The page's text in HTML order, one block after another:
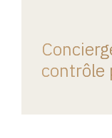
contrôle